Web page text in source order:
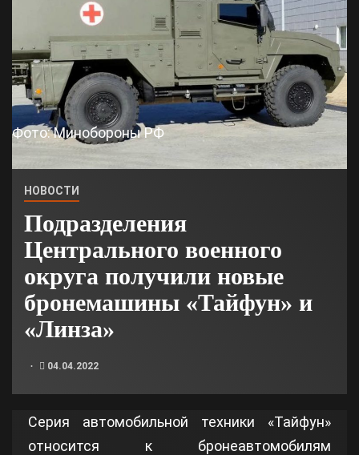
Фото: Минобороны РФ
НОВОСТИ
Подразделения
Центрального военного
округа получили новые
бронемашины «Тайфун» и
«Линза»
04.04.2022
Серия автомобильной техники «Тайфун»
относится к бронеавтомобилям